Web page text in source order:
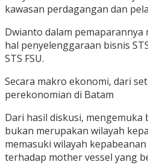
kawasan perdagangan dan
Dwianto dalam
hal penyelenggaraan bisnis
STS FSU.
Secara makro ekonomi, dari
perekonomian di Batam
Dari hasil diskusi,
bukan merupakan wilayah
memasuki wilayah
terhadap mother vessel yang